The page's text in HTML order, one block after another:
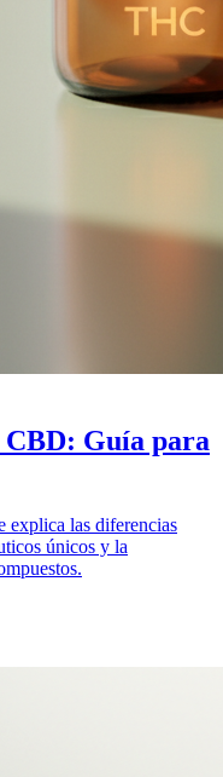
Guía para
explica las diferencias
únicos y la